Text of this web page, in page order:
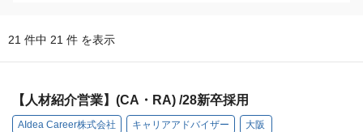
21 件中 21 件 を表示
【人材紹介営業】(CA・RA) /28新卒採用
AIdea Career株式会社 キャリアアドバイザー 大阪